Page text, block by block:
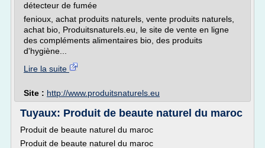
détecteur de fumée
fenioux, achat produits naturels, vente produits naturels,
achat bio, Produitsnaturels.eu, le site de vente en ligne
des compléments alimentaires bio, des produits
d'hygiène...
Lire la suite
Site : http://www.produitsnaturels.eu
Tuyaux: Produit de beaute naturel du maroc
Produit de beaute naturel du maroc
Produit de beaute naturel du maroc